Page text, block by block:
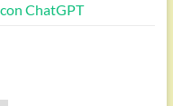
ChatGPT